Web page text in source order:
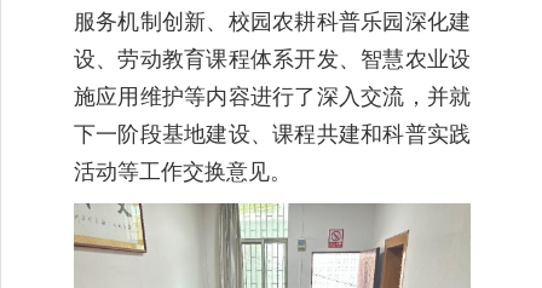
服务机制创新、校园农耕科普乐园深化建
设、劳动教育课程体系开发、智慧农业设
施应用维护等内容进行了深入交流，并就
下一阶段基地建设、课程共建和科普实践
活动等工作交换意见。